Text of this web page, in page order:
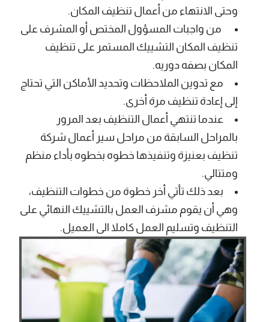
وحتى الانتهاء من أعمال تنظيف المكان.
من واجبات المسؤول المختص أو المشرف على
تنظيف المكان التشييك المستمر على تنظيف
المكان بصفه دوريه.
مع تدوين الملاحظات وتحديد الأماكن التي تحتاج
إلى إعادة تنظيف مرة أخرى.
عندما تنتهي أعمال التنظيف بعد المرور
بالمراحل السابقة من مراحل سير أعمال شركة
تنظيف بعنيزة وتنفيذها خطوه بخطوه بأداء منظم
ومتتالي.
بعد ذلك تأتي أخر خطوة من خطوات التنظيف،
وهي أن يقوم مشرف العمل بالتشييك النهائي على
التنظيف وتسليم العمل كاملا الى العميل.